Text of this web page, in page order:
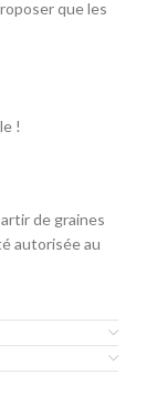
que les
!
de graines
autorisée au